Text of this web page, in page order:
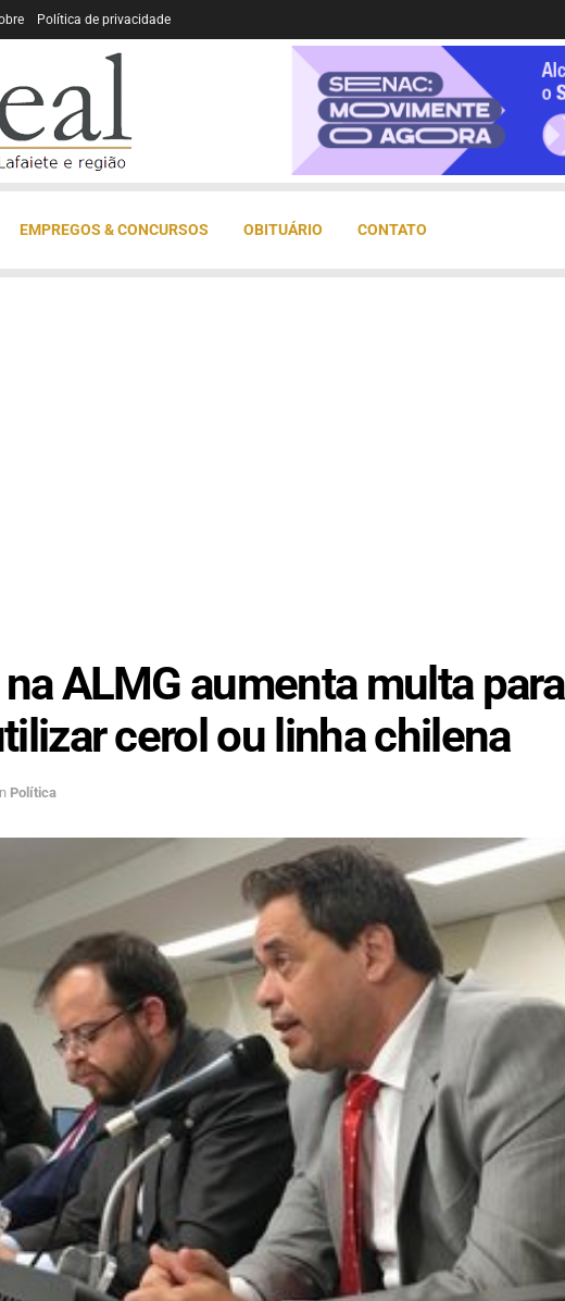
Política de privacidade
EMPREGOS & CONCURSOS OBITUÁRIO CONTATO
ALMG aumenta multa para
cerol ou linha chilena
Política